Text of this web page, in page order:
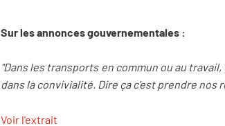
Sur les annonces gouvernementales :
"Dans les transports en commun ou au
dans la convivialité. Dire ça c'est prendre
Voir l'extrait